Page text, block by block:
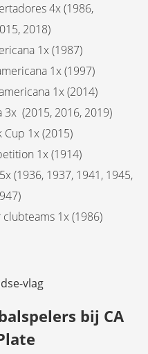
4x (1986,
2018)
1x (1987)
1x (1997)
1x (2014)
3x (2015, 2016, 2019)
Cup 1x (2015)
1x (1914)
(1936, 1937, 1941, 1945,
1x (1986)
bij CA